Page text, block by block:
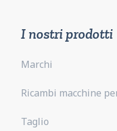
I nostri prodotti
Marchi
Ricambi macchine
Taglio